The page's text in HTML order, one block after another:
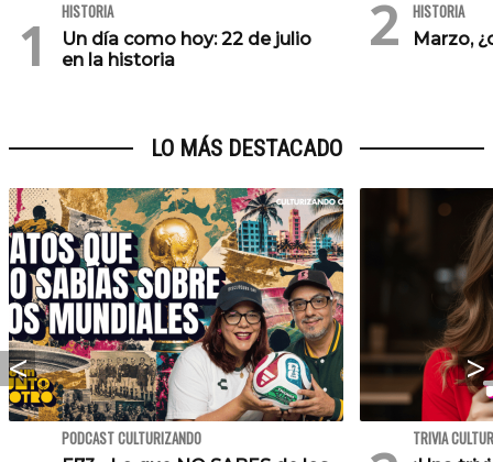
HISTORIA
Un día como hoy: 22 de julio
en la historia
HISTORIA
Marzo,
LO MÁS DESTACADO
PODCAST CULTURIZANDO
TRIVIA